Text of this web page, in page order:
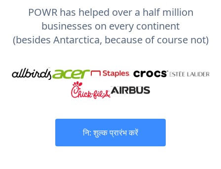
POWR has helped over a half million
businesses on every continent
(besides Antarctica, because of course not)
नि: शुल्क प्रारंभ करें